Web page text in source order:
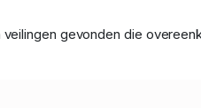
veilingen gevonden die